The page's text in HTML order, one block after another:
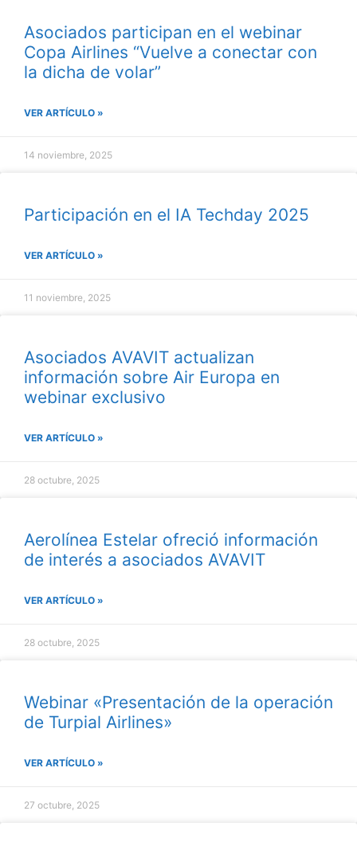
Asociados participan en el webinar
Copa Airlines “Vuelve a conectar con
la dicha de volar”
VER ARTÍCULO »
14 noviembre, 2025
Participación en el IA Techday 2025
VER ARTÍCULO »
11 noviembre, 2025
Asociados AVAVIT actualizan
información sobre Air Europa en
webinar exclusivo
VER ARTÍCULO »
28 octubre, 2025
Aerolínea Estelar ofreció información
de interés a asociados AVAVIT
VER ARTÍCULO »
28 octubre, 2025
Webinar «Presentación de la operación
de Turpial Airlines»
VER ARTÍCULO »
27 octubre, 2025